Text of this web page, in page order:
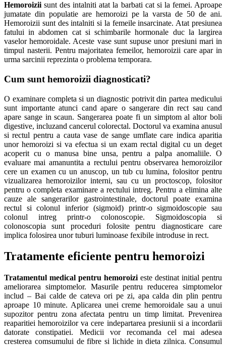
Hemoroizii sunt des intalniti atat la barbati cat si la femei. Aproape
jumatate din populatie are hemoroizi pe la varsta de 50 de ani.
Hemoroizii sunt des intalniti si la femeile insarcinate. Atat presiunea
fatului in abdomen cat si schimbarile hormonale duc la largirea
vaselor hemoroidale. Aceste vase sunt supuse unor presiuni mari in
timpul nasterii. Pentru majoritatea femeilor, hemoroizii care apar in
urma sarcinii reprezinta o problema temporara.
Cum sunt hemoroizii diagnosticati?
O examinare completa si un diagnostic potrivit din partea medicului
sunt importante atunci cand apare o sangerare din rect sau cand
apare sange in scaun. Sangerarea poate fi un simptom al altor boli
digestive, incluzand cancerul colorectal. Doctorul va examina anusul
si rectul pentru a cauta vase de sange umflate care indica aparitia
unor hemoroizi si va efectua si un exam rectal digital cu un deget
acoperit cu o manusa bine unsa, pentru a palpa anomaliile. O
evaluare mai amanuntita a rectului pentru observarea hemoroizilor
cere un examen cu un anuscop, un tub cu lumina, folositor pentru
vizualizarea hemoroizilor interni, sau cu un proctoscop, folositor
pentru o completa examinare a rectului intreg. Pentru a elimina alte
cauze ale sangerarilor gastrointestinale, doctorul poate examina
rectul si colonul inferior (sigmoid) printr-o sigmoidoscopie sau
colonul intreg printr-o colonoscopie. Sigmoidoscopia si
colonoscopia sunt proceduri folosite pentru diagnosticare care
implica folosirea unor tuburi luminoase fexibile introduse in rect.
Tratamente eficiente pentru hemoroizi
Tratamentul medical pentru hemoroizi este destinat initial pentru
ameliorarea simptomelor. Masurile pentru reducerea simptomelor
includ – Bai calde de cateva ori pe zi, apa calda din plin pentru
aproape 10 minute. Aplicarea unei creme hemoroidale sau a unui
supozitor pentru zona afectata pentru un timp limitat. Prevenirea
reaparitiei hemoroizilor va cere indepartarea presiunii si a incordarii
datorate constipatiei. Medicii vor recomanda cel mai adesea
cresterea comsumului de fibre si lichide in dieta zilnica. Consumul